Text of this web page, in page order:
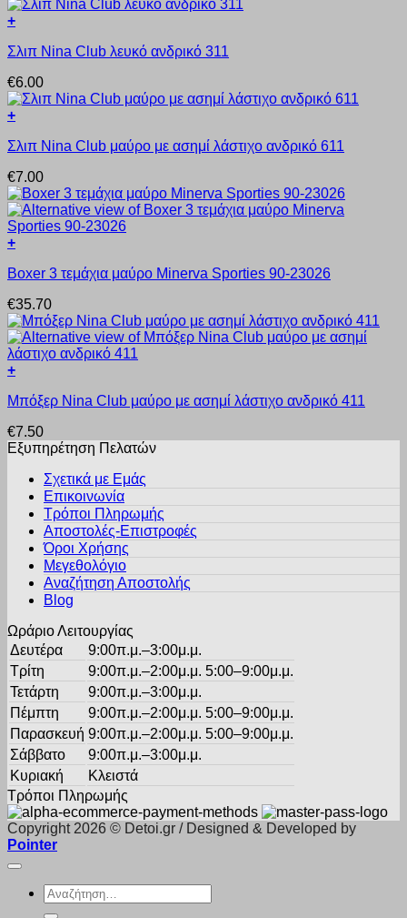
επιλεγούν
στη
σελίδα
του
προϊόντος
πολλαπλές
παραλλαγές.
επιλογές
να
επιλεγούν
στη
σελίδα
του
προϊόντος
+
το
έχει
πολλαπλές
παραλλαγές.
επιλογές
να
επιλεγούν
στη
σελίδα
του
προϊόντος
Σλιπ Nina Club λευκό ανδρικό 311
€6.00
+
το
έχει
πολλαπλές
παραλλαγές.
Οι
επιλογές
να
στη
σελίδα
του
προϊόντος
Σλιπ Nina Club μαύρο με ασημί λάστιχο ανδρικό 611
€7.00
+
το
έχει
πολλαπλές
παραλλαγές.
Οι
επιλογές
να
στη
σελίδα
προϊόντος
Boxer 3 τεμάχια μαύρο Minerva Sporties 90-23026
€35.70
+
το
έχει
πολλαπλές
επιλογές
μπορούν
επιλεγούν
σελίδα
Μπόξερ Nina Club μαύρο με ασημί λάστιχο ανδρικό 411
€7.50
Εξυπηρέτηση Πελατών
Σχετικά με Εμάς
Επικοινωνία
Τρόποι Πληρωμής
Αποστολές-Επιστροφές
Όροι Χρήσης
Μεγεθολόγιο
Αναζήτηση Αποστολής
Blog
Ωράριο Λειτουργίας
Δευτέρα
9:00π.μ.–3:00μ.μ.
Τρίτη
9:00π.μ.–2:00μ.μ. 5:00–9:00μ.μ.
Τετάρτη
9:00π.μ.–3:00μ.μ.
Πέμπτη
9:00π.μ.–2:00μ.μ. 5:00–9:00μ.μ.
Παρασκευή 9:00π.μ.–2:00μ.μ. 5:00–9:00μ.μ.
Σάββατο
9:00π.μ.–3:00μ.μ.
Κυριακή
Κλειστά
Τρόποι Πληρωμής
Copyright 2026 © Detoi.gr / Designed & Developed by
Pointer
Αναζήτηση
για: